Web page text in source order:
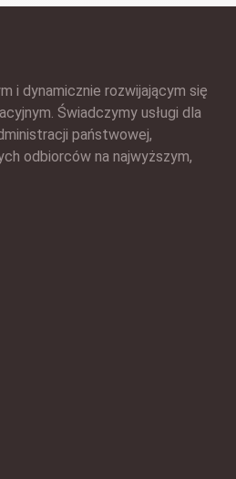
i dynamicznie rozwijającym się
Świadczymy usługi dla
państwowej,
odbiorców na najwyższym,